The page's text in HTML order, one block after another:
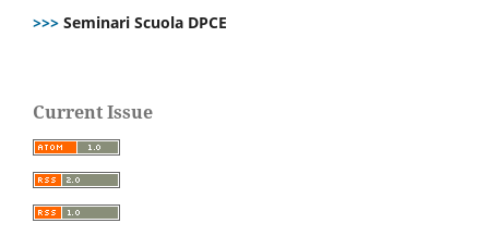
>>> Seminari Scuola DPCE
Current Issue